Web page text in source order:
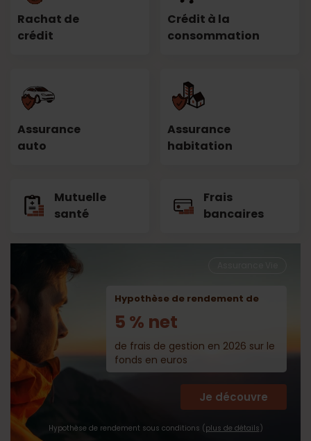
Rachat de
crédit
Crédit à la
consommation
Assurance
auto
Assurance
habitation
Mutuelle
santé
Frais
bancaires
Hypothèse de rendement de
5 % net
de frais de gestion en 2026 sur le
fonds en euros
Hypothèse de rendement sous conditions ( plus de détails )
Je découvre